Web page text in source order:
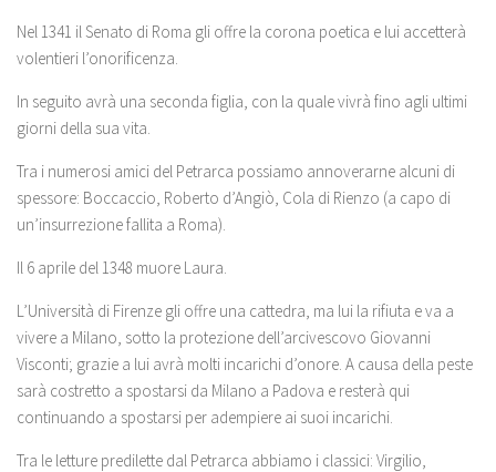
Nel 1341 il Senato di Roma gli offre la corona poetica e lui accetterà
volentieri l’onorificenza.
In seguito avrà una seconda figlia, con la quale vivrà fino agli ultimi
giorni della sua vita.
Tra i numerosi amici del Petrarca possiamo annoverarne alcuni di
spessore: Boccaccio, Roberto d’Angiò, Cola di Rienzo (a capo di
un’insurrezione fallita a Roma).
Il 6 aprile del 1348 muore Laura.
L’Università di Firenze gli offre una cattedra, ma lui la rifiuta e va a
vivere a Milano, sotto la protezione dell’arcivescovo Giovanni
Visconti; grazie a lui avrà molti incarichi d’onore. A causa della peste
sarà costretto a spostarsi da Milano a Padova e resterà qui
continuando a spostarsi per adempiere ai suoi incarichi.
Tra le letture predilette dal Petrarca abbiamo i classici: Virgilio,